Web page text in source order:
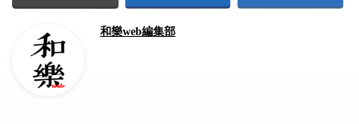
和樂web編集部